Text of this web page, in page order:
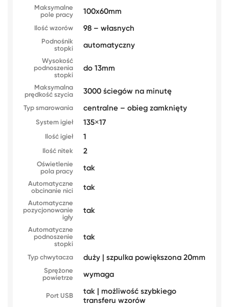
Maksymalne
pole pracy
100x60mm
Ilość wzorów 98 – własnych
Podnośnik
stopki
automatyczny
Wysokość
podnoszenia
stopki
do 13mm
Maksymalna
prędkość szycia
3000 ściegów na minutę
Typ smarowania centralne – obieg zamknięty
System igieł 135×17
Ilość igieł 1
Ilość nitek 2
Oświetlenie
pola pracy
tak
Automatyczne
obcinanie nici
tak
Automatyczne
pozycjonowanie
igły
tak
Automatyczne
podnoszenie
stopki
tak
Typ chwytacza duży | szpulka powiększona 20mm
Sprężone
powietrze
wymaga
Port USB
tak | możliwość szybkiego
transferu wzorów